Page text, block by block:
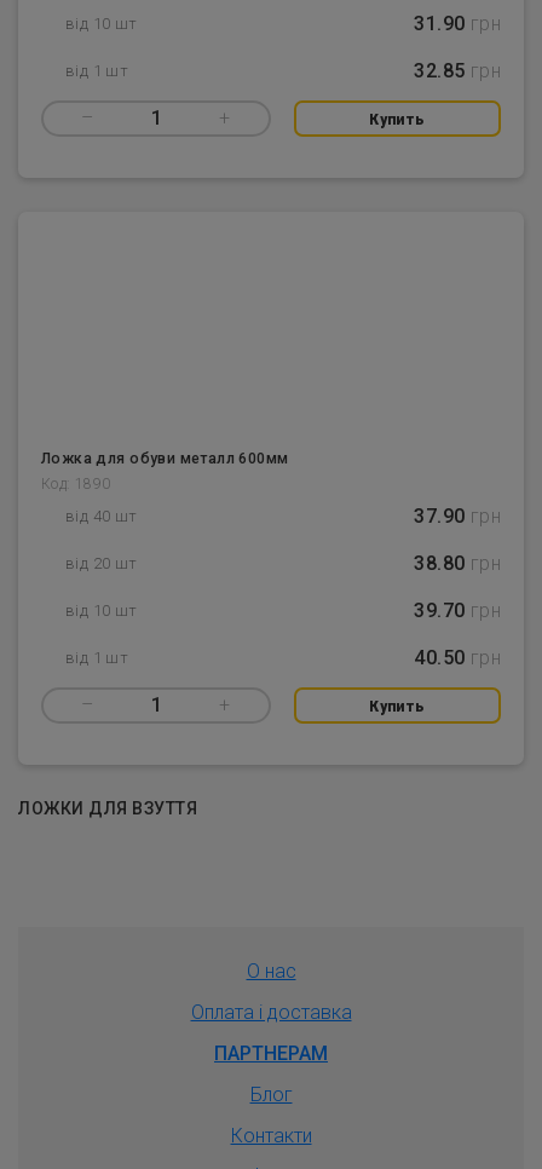
від 10 шт 31.90 грн
від 1 шт 32.85 грн
– 1 + Купить
Ложка для обуви металл 600мм
Код: 1890
від 40 шт 37.90 грн
від 20 шт 38.80 грн
від 10 шт 39.70 грн
від 1 шт 40.50 грн
– 1 + Купить
ЛОЖКИ ДЛЯ ВЗУТТЯ
О нас
Оплата і доставка
ПАРТНЕРАМ
Блог
Контакти